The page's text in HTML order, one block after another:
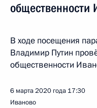
общественности
В ходе посещения
Владимир Путин
общественности
6 марта 2020 года 17:30
Иваново